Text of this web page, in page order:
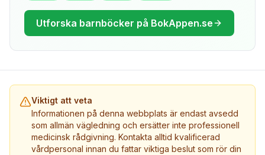
Utforska barnböcker på BokAppen.se
Viktigt att veta
Informationen på denna webbplats är endast avsedd
som allmän vägledning och ersätter inte professionell
medicinsk rådgivning. Kontakta alltid kvalificerad
vårdpersonal innan du fattar viktiga beslut som rör din